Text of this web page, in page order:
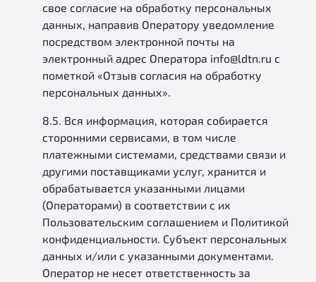
свое согласие на обработку персональных
данных, направив Оператору уведомление
посредством электронной почты на
электронный адрес Оператора info@ldtn.ru с
пометкой «Отзыв согласия на обработку
персональных данных».
8.5. Вся информация, которая собирается
сторонними сервисами, в том числе
платежными системами, средствами связи и
другими поставщиками услуг, хранится и
обрабатывается указанными лицами
(Операторами) в соответствии с их
Пользовательским соглашением и Политикой
конфиденциальности. Субъект персональных
данных и/или с указанными документами.
Оператор не несет ответственность за